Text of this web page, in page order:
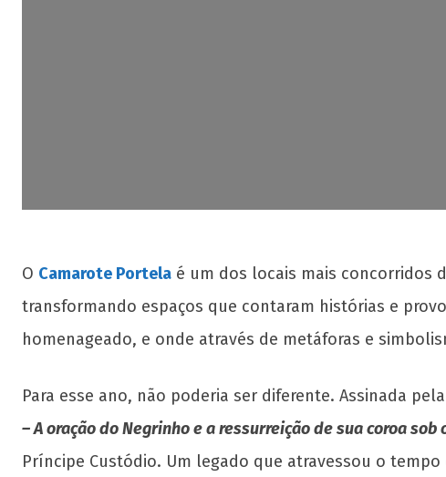
O Camarote Portela é um dos locais mais concorridos
transformando espaços que contaram histórias e
homenageado, e onde através de metáforas e
Para esse ano, não poderia ser diferente. Assinada
– A oração do Negrinho e a ressurreição de sua coroa sob
Príncipe Custódio. Um legado que atravessou o